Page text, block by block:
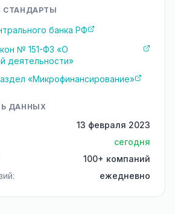
СТАНДАРТЫ
банка РФ
№ 151-ФЗ «О
деятельности»
«Микрофинансирование»
ДАННЫХ
13 февраля 2023
сегодня
100+ компаний
ежедневно